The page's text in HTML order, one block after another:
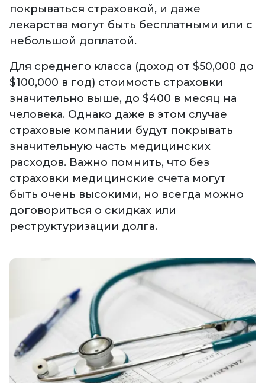
покрываться страховкой, и даже
лекарства могут быть бесплатными или с
небольшой доплатой.
Для среднего класса (доход от $50,000 до
$100,000 в год) стоимость страховки
значительно выше, до $400 в месяц на
человека. Однако даже в этом случае
страховые компании будут покрывать
значительную часть медицинских
расходов. Важно помнить, что без
страховки медицинские счета могут
быть очень высокими, но всегда можно
договориться о скидках или
реструктуризации долга.